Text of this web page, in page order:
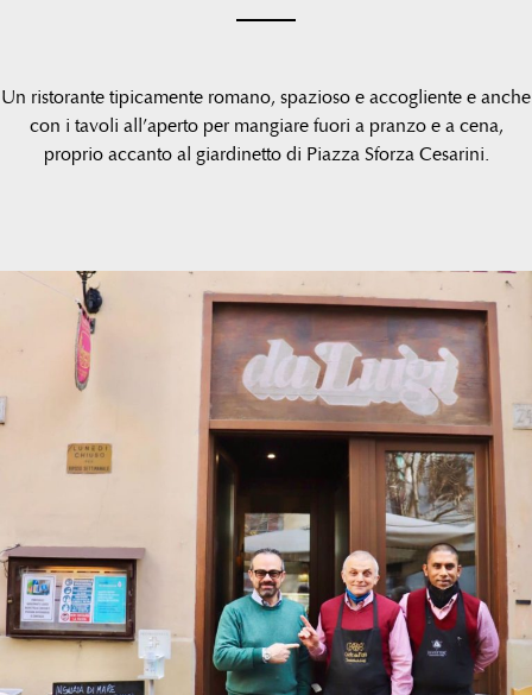
Un ristorante tipicamente romano, spazioso e accogliente e anche
con i tavoli all’aperto per mangiare fuori a pranzo e a cena,
proprio accanto al giardinetto di Piazza Sforza Cesarini.